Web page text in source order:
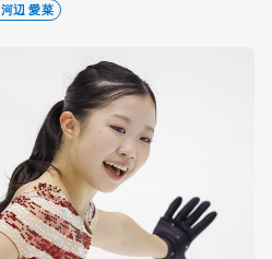
河辺 愛菜